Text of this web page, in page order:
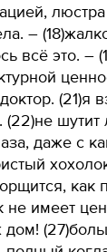
люстра
–
всё это. –
(21)я
шутит
даже с
как
не имеет
дом!